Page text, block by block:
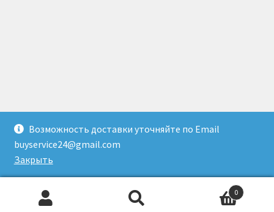
Возможность доставки уточняйте по Email
buyservice24@gmail.com
Закрыть
© Доставка товаров из Гонконга 2026
Создано с помощью WooCommerce
0